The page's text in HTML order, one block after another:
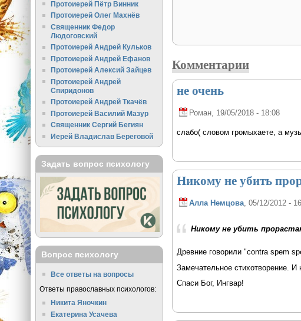
Комментарии
не очень
Роман, 19/05/2018 - 18:08
слабо( словом громыхаете, а
Никому не убить
Алла Немцова, 05/12/2012 -
Никому не убить
Древние говорили "contra spem
Замечательное стихотворение. И
Спаси Бог, Ингвар!
Протоиерей Пётр Винник
Протоиерей Олег Махнёв
Священник Федор
Людоговский
Протоиерей Андрей Кульков
Протоиерей Андрей Ефанов
Протоиерей Алексий Зайцев
Протоиерей Андрей
Спиридонов
Протоиерей Андрей Ткачёв
Протоиерей Василий Мазур
Священник Сергий Бегиян
Иерей Владислав Береговой
Задать вопрос психологу
Вопрос психологу
Все ответы на вопросы
Ответы православных психологов:
Никита Яночкин
Екатерина Усачева